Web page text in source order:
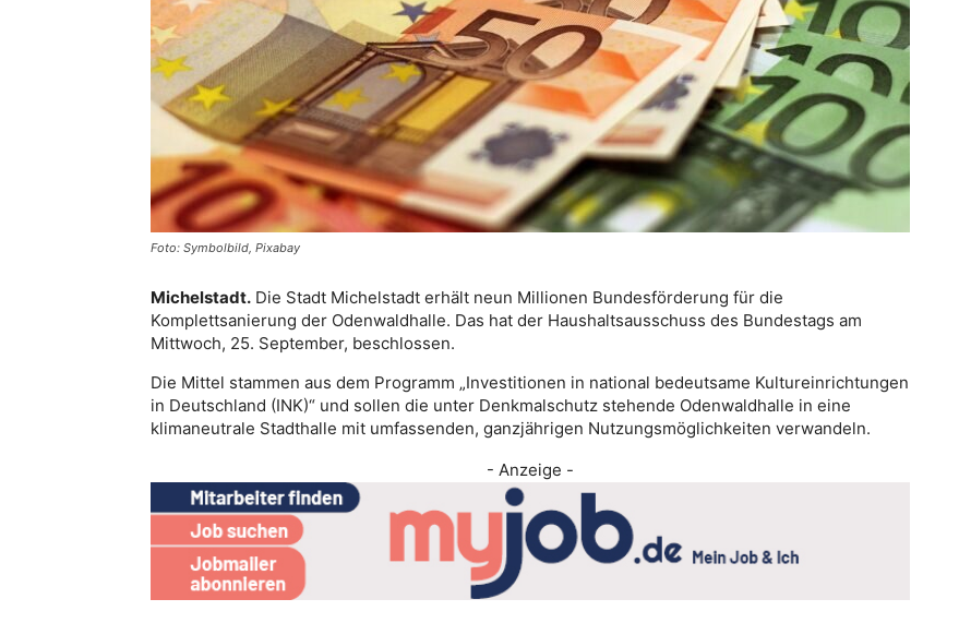
Foto: Symbolbild, Pixabay
Michelstadt. Die Stadt Michelstadt erhält neun Millionen Bundesförderung für die
Komplettsanierung der Odenwaldhalle. Das hat der Haushaltsausschuss des Bundestags am
Mittwoch, 25. September, beschlossen.
Die Mittel stammen aus dem Programm „Investitionen in national bedeutsame Kultureinrichtungen
in Deutschland (INK)“ und sollen die unter Denkmalschutz stehende Odenwaldhalle in eine
klimaneutrale Stadthalle mit umfassenden, ganzjährigen Nutzungsmöglichkeiten verwandeln.
- Anzeige -